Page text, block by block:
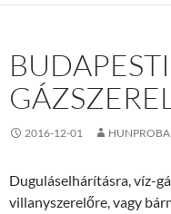
2016-12-01
Duguláselhárításra, víz-
villanyszerelőre, vagy